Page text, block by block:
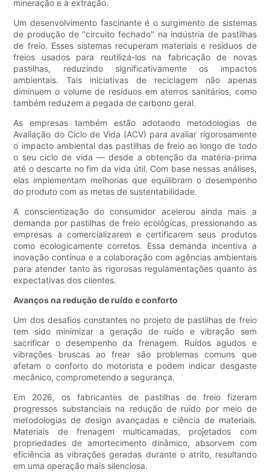
mineração e à extração.
Um desenvolvimento fascinante é o surgimento de sistemas
de produção de "circuito fechado" na indústria de pastilhas
de freio. Esses sistemas recuperam materiais e resíduos de
freios usados ​​para reutilizá-los na fabricação de novas
pastilhas, reduzindo significativamente os impactos
ambientais. Tais iniciativas de reciclagem não apenas
diminuem o volume de resíduos em aterros sanitários, como
também reduzem a pegada de carbono geral.
As empresas também estão adotando metodologias de
Avaliação do Ciclo de Vida (ACV) para avaliar rigorosamente
o impacto ambiental das pastilhas de freio ao longo de todo
o seu ciclo de vida — desde a obtenção da matéria-prima
até o descarte no fim da vida útil. Com base nessas análises,
elas implementam melhorias que equilibram o desempenho
do produto com as metas de sustentabilidade.
A conscientização do consumidor acelerou ainda mais a
demanda por pastilhas de freio ecológicas, pressionando as
empresas a comercializarem e certificarem seus produtos
como ecologicamente corretos. Essa demanda incentiva a
inovação contínua e a colaboração com agências ambientais
para atender tanto às rigorosas regulamentações quanto às
expectativas dos clientes.
Avanços na redução de ruído e conforto
Um dos desafios constantes no projeto de pastilhas de freio
tem sido minimizar a geração de ruído e vibração sem
sacrificar o desempenho da frenagem. Ruídos agudos e
vibrações bruscas ao frear são problemas comuns que
afetam o conforto do motorista e podem indicar desgaste
mecânico, comprometendo a segurança.
Em 2026, os fabricantes de pastilhas de freio fizeram
progressos substanciais na redução de ruído por meio de
metodologias de design avançadas e ciência de materiais.
Materiais de frenagem multicamadas, projetados com
propriedades de amortecimento dinâmico, absorvem com
eficiência as vibrações geradas durante o atrito, resultando
em uma operação mais silenciosa.